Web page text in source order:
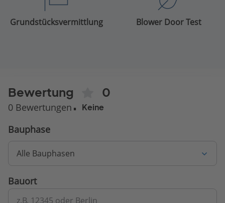
Grundstücksvermittlung Blower Door Test
Bewertung 0
0 Bewertungen Keine
Bauphase
Alle Bauphasen
Bauort
z.B. 12345 oder Berlin